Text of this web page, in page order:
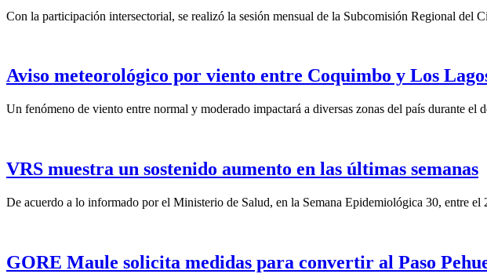
Con la participación intersectorial, se realizó la sesión mensual de la Subcomisión Regional del
Aviso meteorológico por viento entre Coquimbo y Los
Un fenómeno de viento entre normal y moderado impactará a diversas zonas del país durante el
VRS muestra un sostenido aumento en las últimas semanas
De acuerdo a lo informado por el Ministerio de Salud, en la Semana Epidemiológica 30, entre el
GORE Maule solicita medidas para convertir al Paso